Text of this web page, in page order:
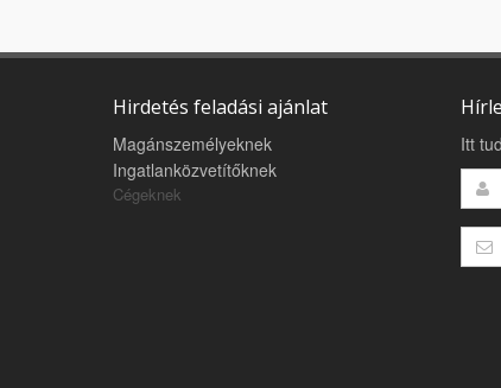
Hirdetés feladási ajánlat
Magánszemélyeknek
Ingatlanközvetítőknek
Cégeknek
Itt